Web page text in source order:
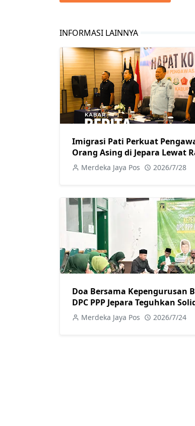
INFORMASI LAINNYA
Imigrasi Pati Perkuat
Orang Asing di Jepara Lewat
Koordinasi Tim Pora
Merdeka Jaya Pos 2026/7/28
Doa Bersama Kepengurusan
DPC PPP Jepara Teguhkan
Merdeka Jaya Pos 2026/7/24